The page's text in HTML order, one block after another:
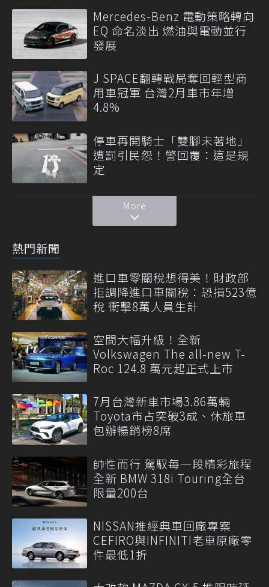
Mercedes-Benz 電動策略轉向
EQ 命名淡出 燃油與電動並行
發展
J SPACE翻轉戰局奪回輕型商
用車冠軍 台灣2月車市年增
4.8%
停車再開騎士「雙腳未著地」
遭罰引民怨！警回覆：這是規
定
More
熱門新聞
進口車零關稅想得美！財政部
拒調降進口車關稅：恐損523億
稅 衝擊8萬人員生計
空間大幅升級！全新
Volkswagen The all-new T-
Roc 124.8 萬元起正式上市
7月台灣新車市場3.86萬輛
Toyota市占突破3成、休旅車
包辦暢銷榜8席
帥性而行 駕馭每一段精彩旅程
全新 BMW 318i Touring全台
限量200台
NISSAN推經典車回廠專案
CEFIRO與INFINITI老車原廠零
件最低1折